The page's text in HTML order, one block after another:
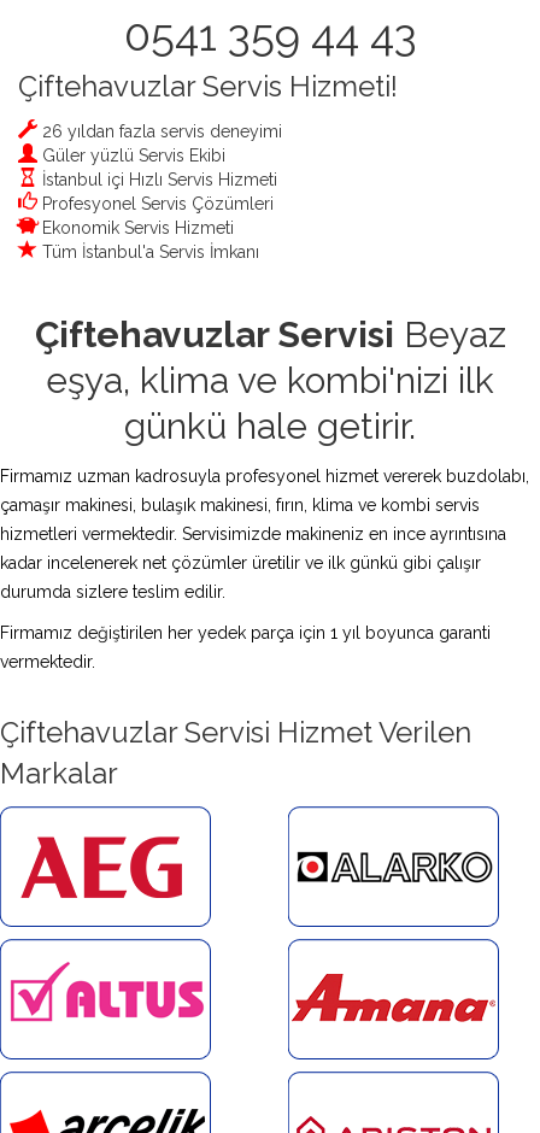
0541 359 44 43
Çiftehavuzlar Servis Hizmeti!
26 yıldan fazla servis deneyimi
Güler yüzlü Servis Ekibi
İstanbul içi Hızlı Servis Hizmeti
Profesyonel Servis Çözümleri
Ekonomik Servis Hizmeti
Tüm İstanbul'a Servis İmkanı
Çiftehavuzlar Servisi Beyaz
eşya, klima ve kombi'nizi ilk
günkü hale getirir.
Firmamız uzman kadrosuyla profesyonel hizmet vererek buzdolabı,
çamaşır makinesi, bulaşık makinesi, fırın, klima ve kombi servis
hizmetleri vermektedir. Servisimizde makineniz en ince ayrıntısına
kadar incelenerek net çözümler üretilir ve ilk günkü gibi çalışır
durumda sizlere teslim edilir.
Firmamız değiştirilen her yedek parça için 1 yıl boyunca garanti
vermektedir.
Çiftehavuzlar Servisi Hizmet Verilen
Markalar